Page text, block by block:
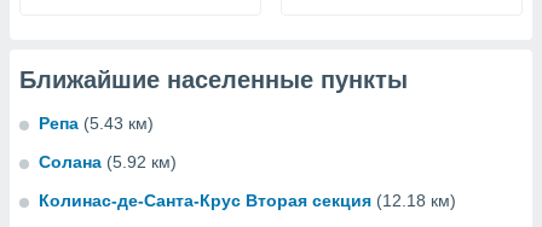
Ближайшие населенные пункты
Репа (5.43 км)
Солана (5.92 км)
Колинас-де-Санта-Крус Вторая секция (12.18 км)